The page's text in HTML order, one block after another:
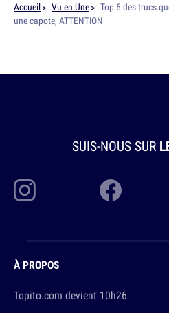
Accueil Vu en Une
Top 6 des trucs
une capote, ATTENTION
SUIS-NOUS SUR
À PROPOS
Topito.com devient 10h26